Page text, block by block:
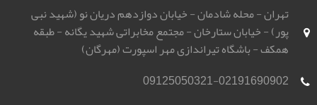
تهران - محله شادمان - خیابان دوازدهم دریان نو (شهید نبی
پور) - خیابان ستارخان - مجتمع مخابراتی شهید یگانه - طبقه
همکف - باشگاه تیراندازی مهر اسپورت (مهرگان)
09125050321-02191690902